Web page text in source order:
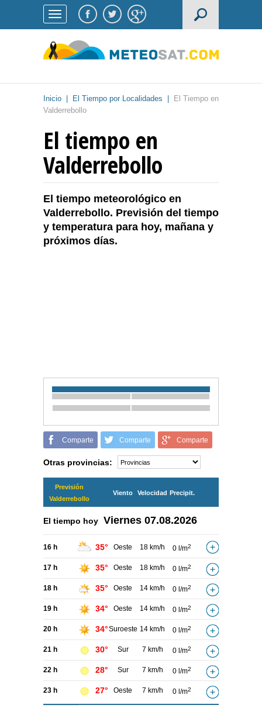
Inicio El Tiempo por Localidades
El Tiempo en
Valderrebollo
El tiempo en
Valderrebollo
El tiempo meteorológico en
Valderrebollo. Previsión del tiempo
y temperatura para hoy, mañana y
próximos días.
Comparte Comparte Comparte
Otras provincias:
Previsión
Valderrebollo
Viento Velocidad Precipit.
El tiempo hoy Viernes 07.08.2026
16 h 35° Oeste 18 km/h 0 l/m2
17 h 35° Oeste 18 km/h 0 l/m2
18 h 35° Oeste 14 km/h 0 l/m2
19 h 34° Oeste 14 km/h 0 l/m2
20 h 34°Suroeste 14 km/h 0 l/m2
21 h 30° Sur 7 km/h 0 l/m2
22 h 28° Sur 7 km/h 0 l/m2
23 h 27° Oeste 7 km/h 0 l/m2